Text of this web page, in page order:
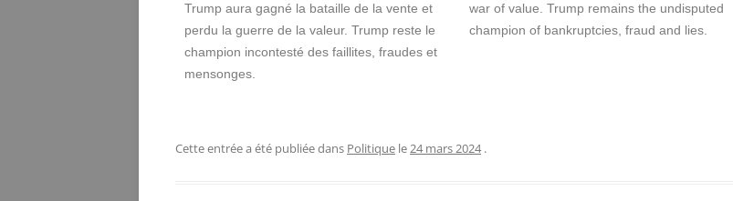
Trump aura gagné la bataille de la vente et
perdu la guerre de la valeur. Trump reste le
champion incontesté des faillites, fraudes et
mensonges.
war of value. Trump remains the undisputed
champion of bankruptcies, fraud and lies.
Cette entrée a été publiée dans Politique le24 mars 2024 .